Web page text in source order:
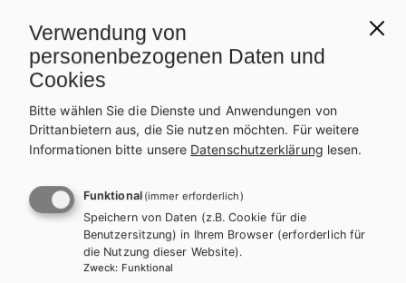
P
d
n
a
V
e
aEs konnten keine passenden
Produkte gefunden werden.
Verwendung von
personenbezogenen Daten und
Cookies
Bitte wählen Sie die Dienste und Anwendungen von
Drittanbietern aus, die Sie nutzen möchten. Für weitere
Informationen bitte unsere Datenschutzerklärung lesen.
Funktional (immer erforderlich)
Speichern von Daten (z.B. Cookie für die
Benutzersitzung) in Ihrem Browser (erforderlich für
die Nutzung dieser Website).
Zweck: Funktional